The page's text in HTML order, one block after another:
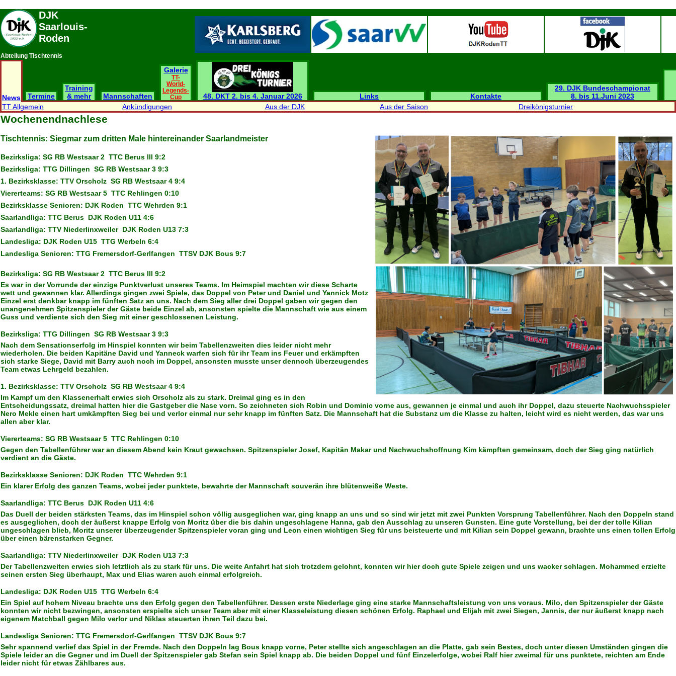
DJK
Saarlouis-
Roden
Abteilung Tischtennis
News Termine
Training
& mehr
Mannschaften
Galerie
TT-
World-
Legends-
Cup
48. DKT 2. bis 4. Januar 2026 Links Kontakte
29. DJK Bundeschampionat
8. bis 11.Juni 2023
TT Allgemein
Ankündigungen Aus der DJK Aus der Saison Dreikönigsturnier
Wochenendnachlese
Tischtennis: Siegmar zum dritten Male hintereinander Saarlandmeister
Bezirksliga: SG RB Westsaar 2  TTC Berus III 9:2
Bezirksliga: TTG Dillingen  SG RB Westsaar 3 9:3
1. Bezirksklasse: TTV Orscholz  SG RB Westsaar 4 9:4
Viererteams: SG RB Westsaar 5  TTC Rehlingen 0:10
Bezirksklasse Senioren: DJK Roden  TTC Wehrden 9:1
Saarlandliga: TTC Berus  DJK Roden U11 4:6
Saarlandliga: TTV Niederlinxweiler  DJK Roden U13 7:3
Landesliga: DJK Roden U15  TTG Werbeln 6:4
Landesliga Senioren: TTG Fremersdorf-Gerlfangen  TTSV DJK Bous 9:7
Bezirksliga: SG RB Westsaar 2  TTC Berus III 9:2
Es war in der Vorrunde der einzige Punktverlust unseres Teams. Im Heimspiel machten wir diese Scharte
wett und gewannen klar. Allerdings gingen zwei Spiele, das Doppel von Peter und Daniel und Yannick Motz
Einzel erst denkbar knapp im fünften Satz an uns. Nach dem Sieg aller drei Doppel gaben wir gegen den
unangenehmen Spitzenspieler der Gäste beide Einzel ab, ansonsten spielte die Mannschaft wie aus einem
Guss und verdiente sich den Sieg mit einer geschlossenen Leistung.
Bezirksliga: TTG Dillingen  SG RB Westsaar 3 9:3
Nach dem Sensationserfolg im Hinspiel konnten wir beim Tabellenzweiten dies leider nicht mehr
wiederholen. Die beiden Kapitäne David und Yanneck warfen sich für ihr Team ins Feuer und erkämpften
sich starke Siege, David mit Barry auch noch im Doppel, ansonsten musste unser dennoch überzeugendes
Team etwas Lehrgeld bezahlen.
1. Bezirksklasse: TTV Orscholz  SG RB Westsaar 4 9:4
Im Kampf um den Klassenerhalt erwies sich Orscholz als zu stark. Dreimal ging es in den
Entscheidungssatz, dreimal hatten hier die Gastgeber die Nase vorn. So zeichneten sich Robin und Dominic vorne aus, gewannen je einmal und auch ihr Doppel, dazu steuerte Nachwuchsspieler
Nero Mekle einen hart umkämpften Sieg bei und verlor einmal nur sehr knapp im fünften Satz. Die Mannschaft hat die Substanz um die Klasse zu halten, leicht wird es nicht werden, das war uns
allen aber klar.
Viererteams: SG RB Westsaar 5  TTC Rehlingen 0:10
Gegen den Tabellenführer war an diesem Abend kein Kraut gewachsen. Spitzenspieler Josef, Kapitän Makar und Nachwuchshoffnung Kim kämpften gemeinsam, doch der Sieg ging natürlich
verdient an die Gäste.
Bezirksklasse Senioren: DJK Roden  TTC Wehrden 9:1
Ein klarer Erfolg des ganzen Teams, wobei jeder punktete, bewahrte der Mannschaft souverän ihre blütenweiße Weste.
Saarlandliga: TTC Berus  DJK Roden U11 4:6
Das Duell der beiden stärksten Teams, das im Hinspiel schon völlig ausgeglichen war, ging knapp an uns und so sind wir jetzt mit zwei Punkten Vorsprung Tabellenführer. Nach den Doppeln stand
es ausgeglichen, doch der äußerst knappe Erfolg von Moritz über die bis dahin ungeschlagene Hanna, gab den Ausschlag zu unseren Gunsten. Eine gute Vorstellung, bei der der tolle Kilian
ungeschlagen blieb, Moritz unserer überzeugender Spitzenspieler voran ging und Leon einen wichtigen Sieg für uns beisteuerte und mit Kilian sein Doppel gewann, brachte uns einen tollen Erfolg
über einen bärenstarken Gegner.
Saarlandliga: TTV Niederlinxweiler  DJK Roden U13 7:3
Der Tabellenzweiten erwies sich letztlich als zu stark für uns. Die weite Anfahrt hat sich trotzdem gelohnt, konnten wir hier doch gute Spiele zeigen und uns wacker schlagen. Mohammed erzielte
seinen ersten Sieg überhaupt, Max und Elias waren auch einmal erfolgreich.
Landesliga: DJK Roden U15  TTG Werbeln 6:4
Ein Spiel auf hohem Niveau brachte uns den Erfolg gegen den Tabellenführer. Dessen erste Niederlage ging eine starke Mannschaftsleistung von uns voraus. Milo, den Spitzenspieler der Gäste
konnten wir nicht bezwingen, ansonsten erspielte sich unser Team aber mit einer Klasseleistung diesen schönen Erfolg. Raphael und Elijah mit zwei Siegen, Jannis, der nur äußerst knapp nach
eigenem Matchball gegen Milo verlor und Niklas steuerten ihren Teil dazu bei.
Landesliga Senioren: TTG Fremersdorf-Gerlfangen  TTSV DJK Bous 9:7
Sehr spannend verlief das Spiel in der Fremde. Nach den Doppeln lag Bous knapp vorne, Peter stellte sich angeschlagen an die Platte, gab sein Bestes, doch unter diesen Umständen gingen die
Spiele leider an die Gegner und im Duell der Spitzenspieler gab Stefan sein Spiel knapp ab. Die beiden Doppel und fünf Einzelerfolge, wobei Ralf hier zweimal für uns punktete, reichten am Ende
leider nicht für etwas Zählbares aus.